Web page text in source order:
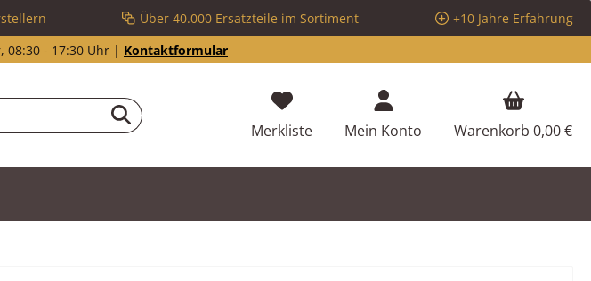
Über 40.000 Ersatzteile im Sortiment
+10 Jahre Erfahrung
08:30 - 17:30 Uhr | Kontaktformular
MerklisteDu hast 0 Produkte auf dem Merkzettel
Mein Konto Warenkorb 0,00 €